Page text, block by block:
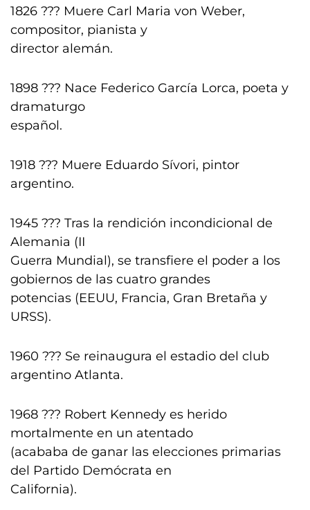
1826 ??? Muere Carl Maria von Weber,
compositor, pianista y
director alemán.
1898 ??? Nace Federico García Lorca, poeta y
dramaturgo
español.
1918 ??? Muere Eduardo Sívori, pintor
argentino.
1945 ??? Tras la rendición incondicional de
Alemania (II
Guerra Mundial), se transfiere el poder a los
gobiernos de las cuatro grandes
potencias (EEUU, Francia, Gran Bretaña y
URSS).
1960 ??? Se reinaugura el estadio del club
argentino Atlanta.
1968 ??? Robert Kennedy es herido
mortalmente en un atentado
(acababa de ganar las elecciones primarias
del Partido Demócrata en
California).